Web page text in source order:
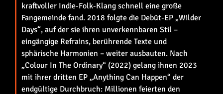
kraftvoller Indie-Folk-Klang schnell eine große
Fangemeinde fand. 2018 folgte die Debüt-EP „Wilder
Days“, auf der sie ihren unverkennbaren Stil –
eingängige Refrains, berührende Texte und
sphärische Harmonien – weiter ausbauten. Nach
„Colour In The Ordinary“ (2022) gelang ihnen 2023
mit ihrer dritten EP „Anything Can Happen“ der
endgültige Durchbruch: Millionen feierten den